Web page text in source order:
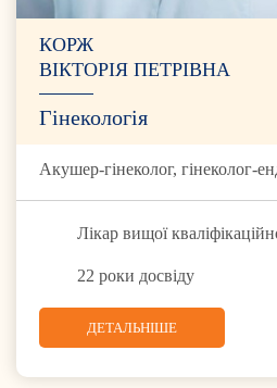
КОРЖ
ВІКТОРІЯ ПЕТРІВНА
Гінекологія
Акушер-гінеколог, гінеколог-
Лікар вищої
22 роки досвіду
ДЕТАЛЬНІШЕ